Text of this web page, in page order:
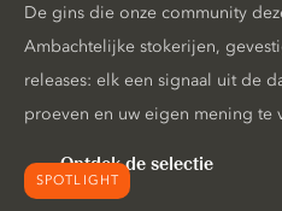
SPOTLIGHT
De gins die onze community
Ambachtelijke stokerijen,
releases: elk een signaal uit de
proeven en uw eigen mening te
Ontdek de selectie